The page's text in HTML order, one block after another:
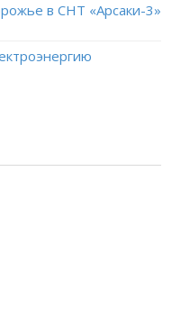
в СНТ «Арсаки-3»